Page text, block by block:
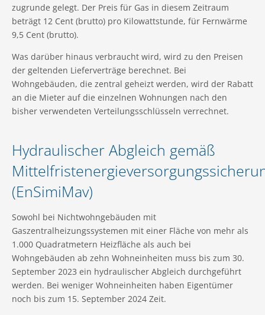
zugrunde gelegt. Der Preis für Gas in diesem Zeitraum
beträgt 12 Cent (brutto) pro Kilowattstunde, für Fernwärme
9,5 Cent (brutto).
Was darüber hinaus verbraucht wird, wird zu den Preisen
der geltenden Lieferverträge berechnet. Bei
Wohngebäuden, die zentral geheizt werden, wird der Rabatt
an die Mieter auf die einzelnen Wohnungen nach den
bisher verwendeten Verteilungsschlüsseln verrechnet.
Hydraulischer Abgleich gemäß
(EnSimiMav)
Sowohl bei Nichtwohngebäuden mit
Gaszentralheizungssystemen mit einer Fläche von mehr als
1.000 Quadratmetern Heizfläche als auch bei
Wohngebäuden ab zehn Wohneinheiten muss bis zum 30.
September 2023 ein hydraulischer Abgleich durchgeführt
werden. Bei weniger Wohneinheiten haben Eigentümer
noch bis zum 15. September 2024 Zeit.